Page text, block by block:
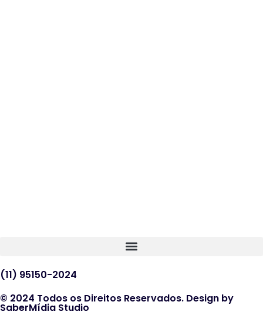
(11) 95150-2024
© 2024 Todos os Direitos Reservados. Design by
SaberMídia Studio